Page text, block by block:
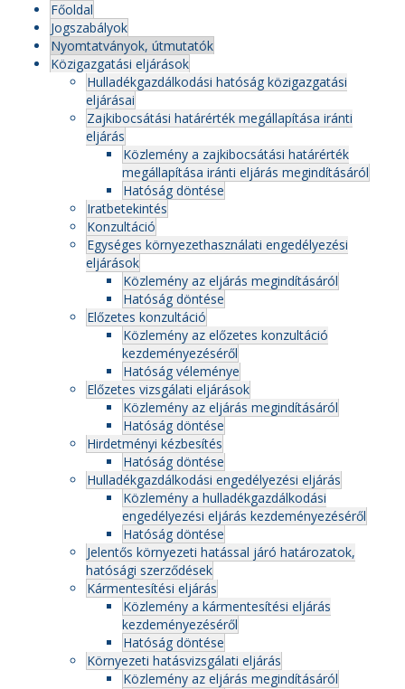
Főoldal
Jogszabályok
Nyomtatványok, útmutatók
Közigazgatási eljárások
Hulladékgazdálkodási hatóság közigazgatási
eljárásai
Zajkibocsátási határérték megállapítása iránti
eljárás
Közlemény a zajkibocsátási határérték
megállapítása iránti eljárás megindításáról
Hatóság döntése
Iratbetekintés
Konzultáció
Egységes környezethasználati engedélyezési
eljárások
Közlemény az eljárás megindításáról
Hatóság döntése
Előzetes konzultáció
Közlemény az előzetes konzultáció
kezdeményezéséről
Hatóság véleménye
Előzetes vizsgálati eljárások
Közlemény az eljárás megindításáról
Hatóság döntése
Hirdetményi kézbesítés
Hatóság döntése
Hulladékgazdálkodási engedélyezési eljárás
Közlemény a hulladékgazdálkodási
engedélyezési eljárás kezdeményezéséről
Hatóság döntése
Jelentős környezeti hatással járó határozatok,
hatósági szerződések
Kármentesítési eljárás
Közlemény a kármentesítési eljárás
kezdeményezéséről
Hatóság döntése
Környezeti hatásvizsgálati eljárás
Közlemény az eljárás megindításáról